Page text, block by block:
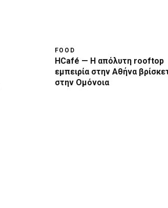
FOOD
HCafé — Η απόλυτη rooftop
εμπειρία στην Αθήνα
στην Ομόνοια